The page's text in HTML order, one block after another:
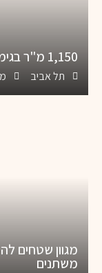
1,150 מ"ר בגימור מלא כולל מעבדות אלקטרוניקה
תל אביב
מגוון שטחים
משתנים